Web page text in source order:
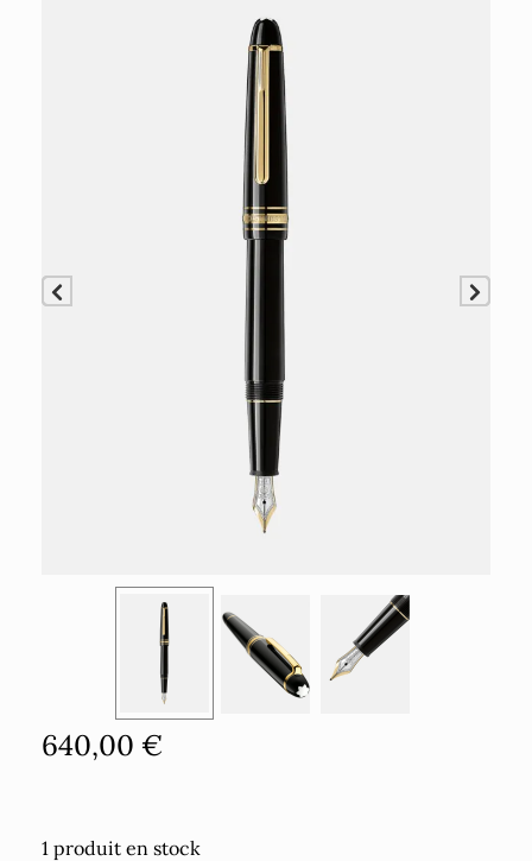
640,00 €
1 produit en stock